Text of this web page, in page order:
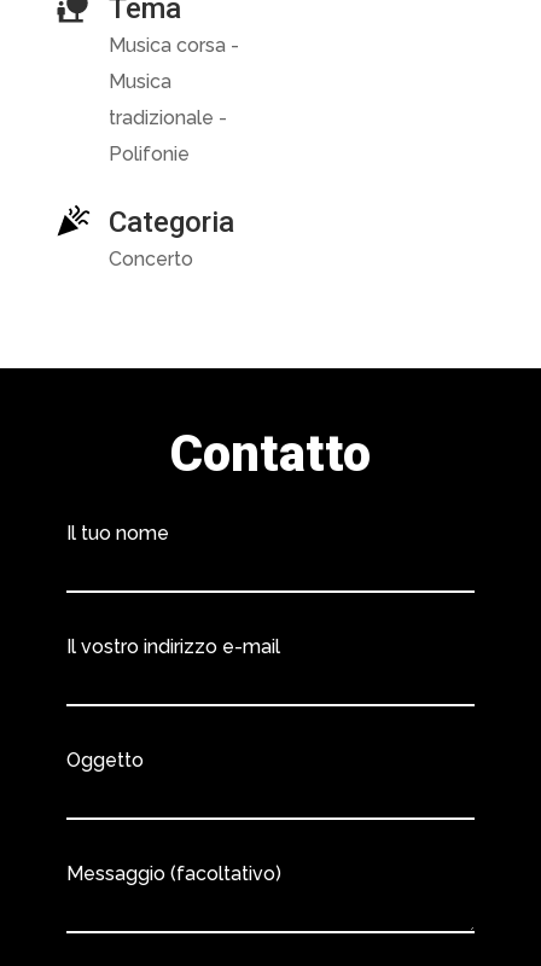
Tema
Musica corsa -
Musica
tradizionale -
Polifonie
Categoria
Concerto
Contatto
Il tuo nome
Il vostro indirizzo e-mail
Oggetto
Messaggio (facoltativo)